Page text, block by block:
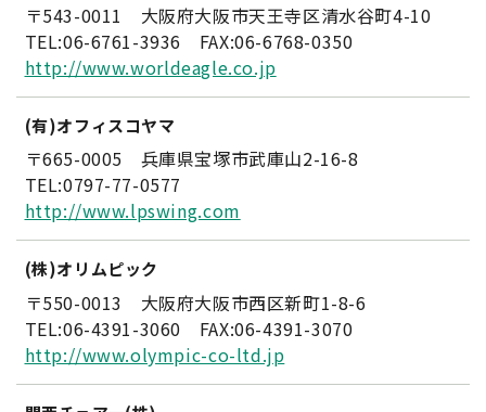
〒543-0011 大阪府大阪市天王寺区清水谷町4-10
TEL:06-6761-3936 FAX:06-6768-0350
http://www.worldeagle.co.jp
(有)オフィスコヤマ
〒665-0005 兵庫県宝塚市武庫山2-16-8
TEL:0797-77-0577
http://www.lpswing.com
(株)オリムピック
〒550-0013 大阪府大阪市西区新町1-8-6
TEL:06-4391-3060 FAX:06-4391-3070
http://www.olympic-co-ltd.jp